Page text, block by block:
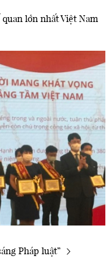
lớn nhất Việt Nam
Pháp luật”